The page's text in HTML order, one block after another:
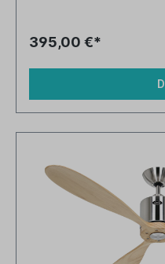
395,00 €*